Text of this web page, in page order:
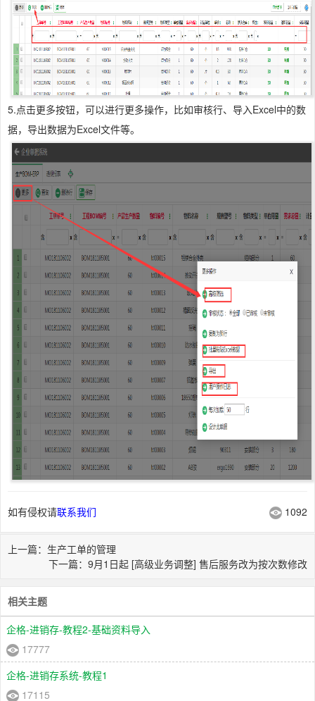
5.点击更多按钮，可以进行更多操作，比如审核行、导入Excel中的数
据，导出数据为Excel文件等。
如有侵权请联系我们 1092
上一篇：生产工单的管理
下一篇：9月1日起 [高级业务调整] 售后服务改为按次数修改
相关主题
企格-进销存-教程2-基础资料导入
17777
企格-进销存系统-教程1
17115